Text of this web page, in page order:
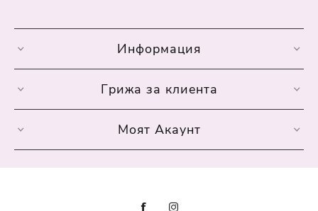
Информация
Грижа за клиента
Моят Акаунт